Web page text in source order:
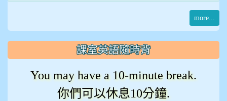
more...
課室英語隨時背
You may have a 10-minute break.
你們可以休息10分鐘.